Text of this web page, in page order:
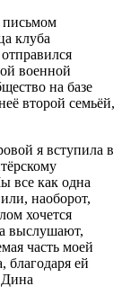
письмом
клуба
военной
на базе
второй семьёй,
я вступила в
все как одна
наоборот,
хочется
выслушают,
часть моей
благодаря ей